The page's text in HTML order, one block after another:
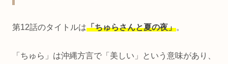
第12話のタイトルは「ちゅらさんと夏の夜」。
「ちゅら」は沖縄方言で「美しい」という意味があり、